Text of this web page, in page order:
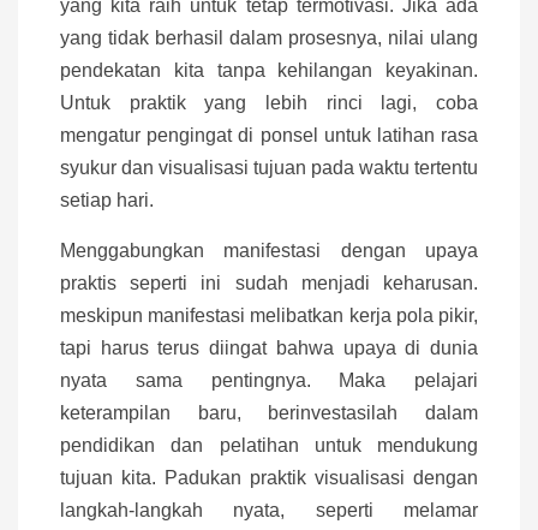
yang kita raih untuk tetap termotivasi. Jika ada
yang tidak berhasil dalam prosesnya, nilai ulang
pendekatan kita tanpa kehilangan keyakinan.
Untuk praktik yang lebih rinci lagi, coba
mengatur pengingat di ponsel untuk latihan rasa
syukur dan visualisasi tujuan pada waktu tertentu
setiap hari.
Menggabungkan manifestasi dengan upaya
praktis seperti ini sudah menjadi keharusan.
meskipun manifestasi melibatkan kerja pola pikir,
tapi harus terus diingat bahwa upaya di dunia
nyata sama pentingnya. Maka pelajari
keterampilan baru, berinvestasilah dalam
pendidikan dan pelatihan untuk mendukung
tujuan kita. Padukan praktik visualisasi dengan
langkah-langkah nyata, seperti melamar